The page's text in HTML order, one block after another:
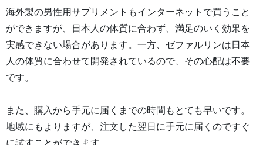
海外製の男性用サプリメントもインターネットで買うこと
ができますが、日本人の体質に合わず、満足のいく効果を
実感できない場合があります。一方、ゼファルリンは日本
人の体質に合わせて開発されているので、その心配は不要
です。
また、購入から手元に届くまでの時間もとても早いです。
地域にもよりますが、注文した翌日に手元に届くのですぐ
に試すことができます。